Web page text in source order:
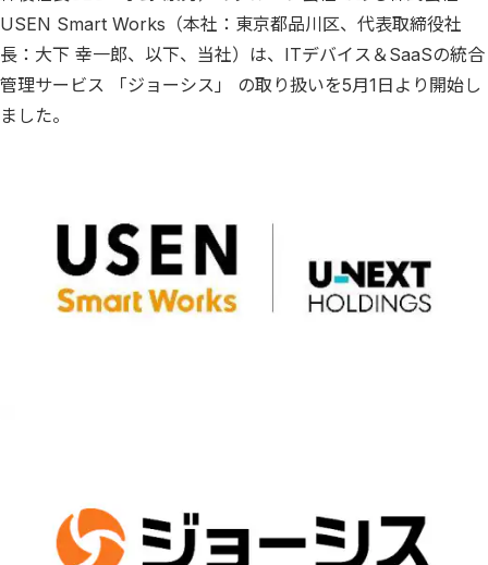
USEN Smart Works（本社：東京都品川区、代表取締役社
長：大下 幸一郎、以下、当社）は、ITデバイス＆SaaSの統合
管理サービス 「ジョーシス」 の取り扱いを5月1日より開始し
ました。